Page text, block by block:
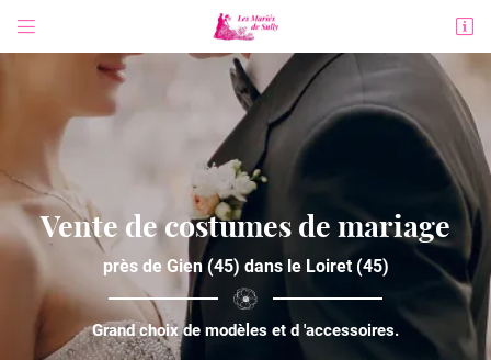
 
5 Boulevard du Champs de Foire
45600 Sully-sur-Loire
02 38 36 60 29
Adresse email de réception
Vente de costumes de mariage
près de Gien (45) dans le Loiret (45)
Grand choix de modèles et d 'accessoires.